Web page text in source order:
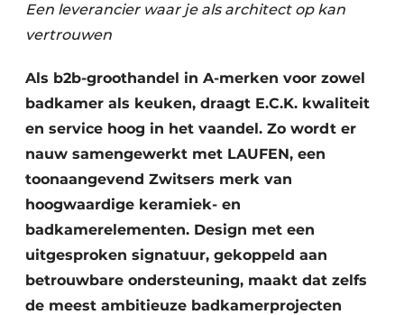
Een leverancier waar je als architect op kan
vertrouwen
Als b2b-groothandel in A-merken voor zowel
badkamer als keuken, draagt E.C.K. kwaliteit
en service hoog in het vaandel. Zo wordt er
nauw samengewerkt met LAUFEN, een
toonaangevend Zwitsers merk van
hoogwaardige keramiek- en
badkamerelementen. Design met een
uitgesproken signatuur, gekoppeld aan
betrouwbare ondersteuning, maakt dat zelfs
de meest ambitieuze badkamerprojecten